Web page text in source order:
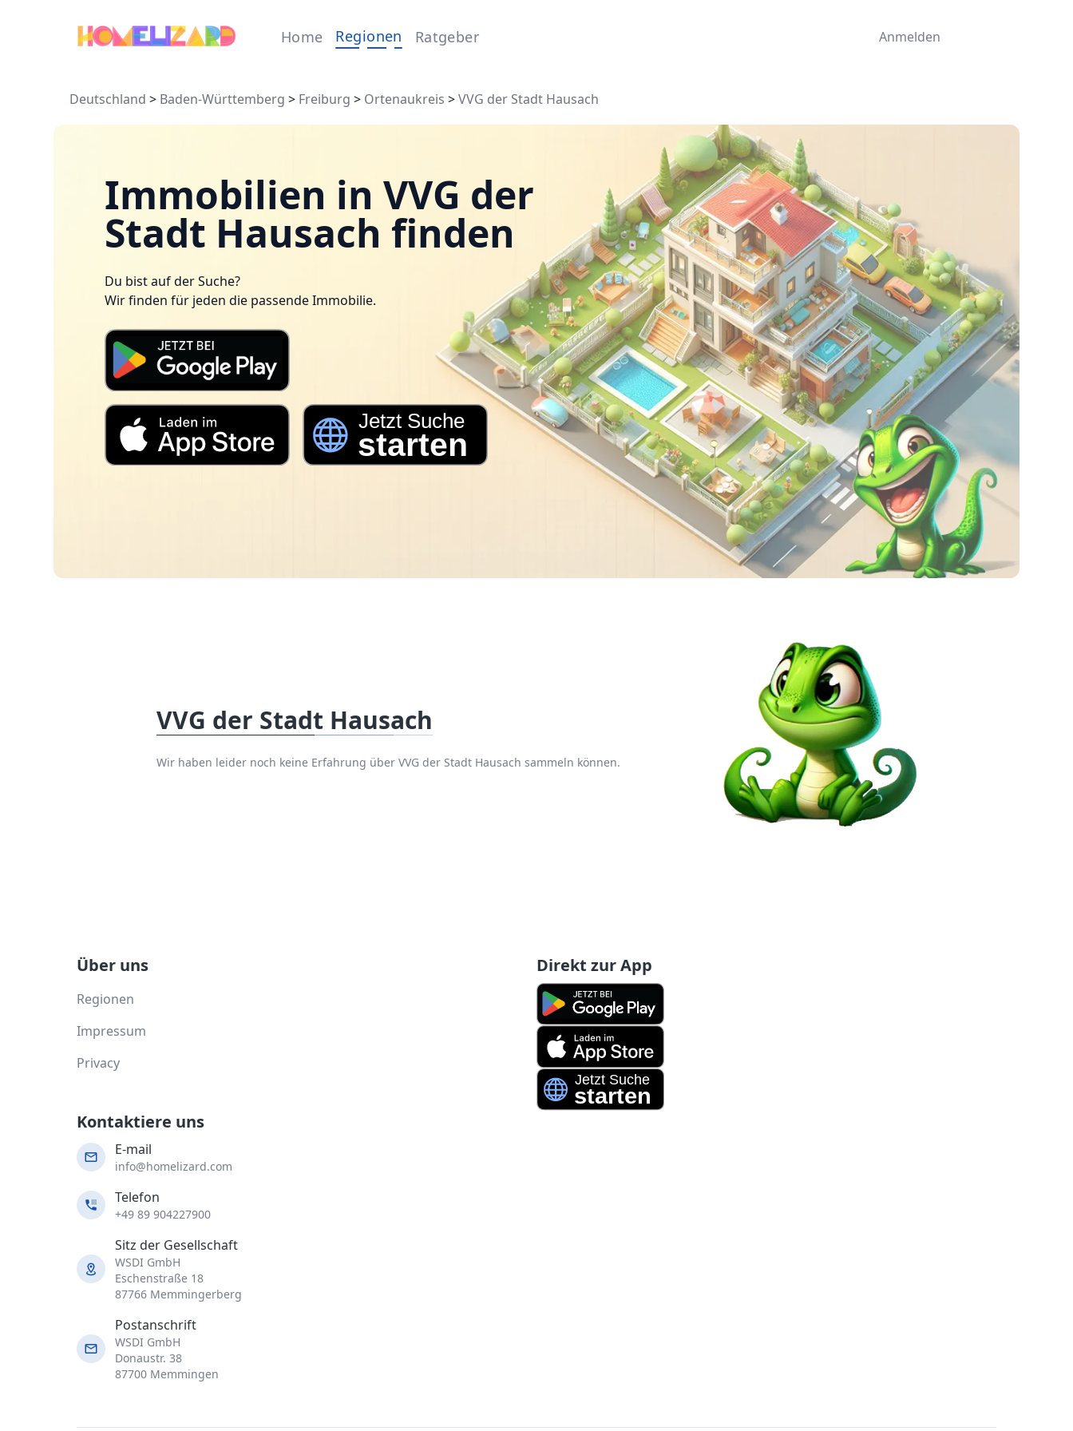
Home Regionen Ratgeber Anmelden
Deutschland > Baden-Württemberg > Freiburg > Ortenaukreis >VVG der Stadt Hausach
Immobilien in VVG der
Stadt Hausach finden
Du bist auf der Suche?
Wir finden für jeden die passende Immobilie.
VVG der Stadt Hausach
Wir haben leider noch keine Erfahrung über VVG der Stadt Hausach sammeln können.
Über uns
Regionen
Impressum
Privacy
Direkt zur App
Kontaktiere uns
E-mail
info@homelizard.com
Telefon
+49 89 904227900
Sitz der Gesellschaft
WSDI GmbH
Eschenstraße 18
87766 Memmingerberg
Postanschrift
WSDI GmbH
Donaustr. 38
87700 Memmingen